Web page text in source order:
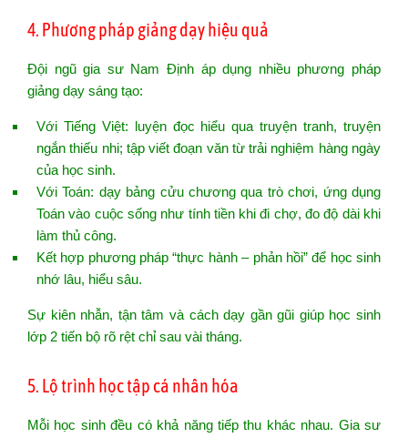
4. Phương pháp giảng dạy hiệu quả
Đội ngũ gia sư Nam Định áp dụng nhiều phương pháp
giảng dạy sáng tạo:
Với Tiếng Việt: luyện đọc hiểu qua truyện tranh, truyện
ngắn thiếu nhi; tập viết đoạn văn từ trải nghiệm hàng ngày
của học sinh.
Với Toán: dạy bảng cửu chương qua trò chơi, ứng dụng
Toán vào cuộc sống như tính tiền khi đi chợ, đo độ dài khi
làm thủ công.
Kết hợp phương pháp “thực hành – phản hồi” để học sinh
nhớ lâu, hiểu sâu.
Sự kiên nhẫn, tận tâm và cách dạy gần gũi giúp học sinh
lớp 2 tiến bộ rõ rệt chỉ sau vài tháng.
5. Lộ trình học tập cá nhân hóa
Mỗi học sinh đều có khả năng tiếp thu khác nhau. Gia sư